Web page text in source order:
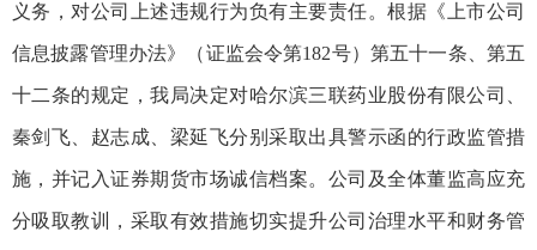
义务，对公司上述违规行为负有主要责任。根据《上市公司
信息披露管理办法》（证监会令第182号）第五十一条、第五
十二条的规定，我局决定对哈尔滨三联药业股份有限公司 、
秦剑飞、赵志成、梁延飞分别采取出具警示函的行政监管措
施，并记入证券期货市场诚信档案。公司及全体董监高应充
分吸取教训，采取有效措施切实提升公司治理水平和财务管